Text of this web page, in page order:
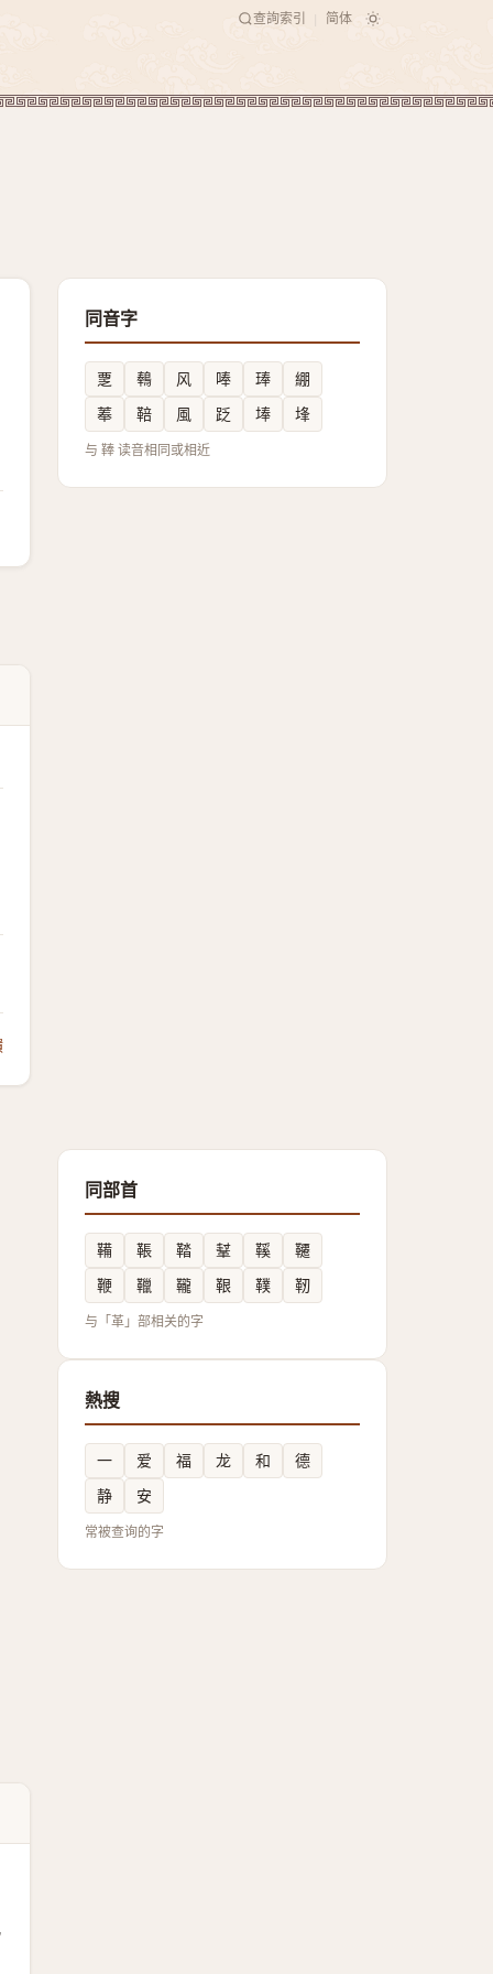
查詢索引 简体
同音字
覂 䳞 风 唪 琫
綳
菶
鞛 風 䟪 埲 埄
与 䩬 读音相同或相近
同部首
鞴 䩨 鞜 鞤 鞵
韆
鞭
䪉 䪊 鞎 䪁 靭
与「革」部相关的字
熱搜
一 爱 福 龙 和
德
静
安
常被查询的字